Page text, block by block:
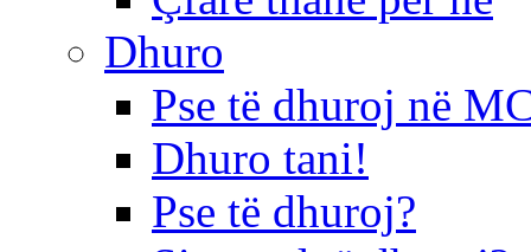
Dhuro
Pse të dhuroj në
Dhuro tani!
Pse të dhuroj?